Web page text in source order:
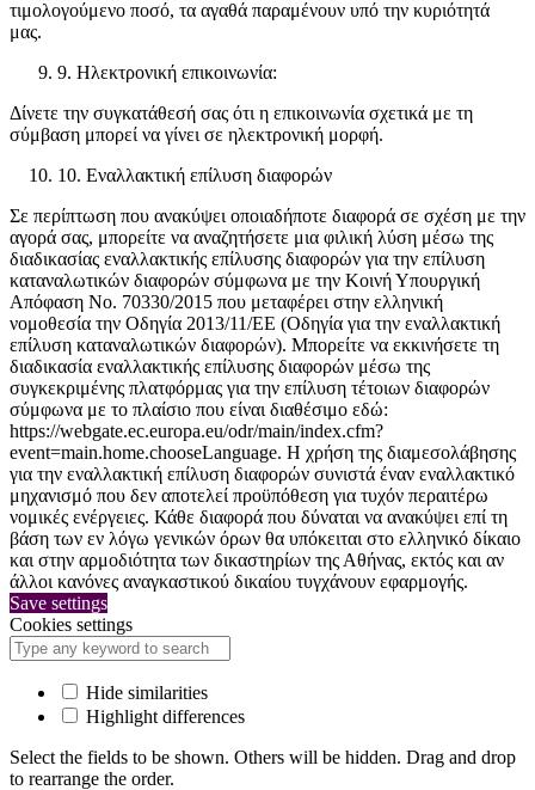
τιμολογούμενο ποσό, τα αγαθά παραμένουν υπό την κυριότητά
μας.
9. Ηλεκτρονική επικοινωνία:
Δίνετε την συγκατάθεσή σας ότι η επικοινωνία σχετικά με τη
σύμβαση μπορεί να γίνει σε ηλεκτρονική μορφή.
10. Εναλλακτική επίλυση διαφορών
Σε περίπτωση που ανακύψει οποιαδήποτε διαφορά σε σχέση με την
αγορά σας, μπορείτε να αναζητήσετε μια φιλική λύση μέσω της
διαδικασίας εναλλακτικής επίλυσης διαφορών για την επίλυση
καταναλωτικών διαφορών σύμφωνα με την Κοινή Υπουργική
Απόφαση Νο. 70330/2015 που μεταφέρει στην ελληνική
νομοθεσία την Οδηγία 2013/11/ΕΕ (Οδηγία για την εναλλακτική
επίλυση καταναλωτικών διαφορών). Μπορείτε να εκκινήσετε τη
διαδικασία εναλλακτικής επίλυσης διαφορών μέσω της
συγκεκριμένης πλατφόρμας για την επίλυση τέτοιων διαφορών
σύμφωνα με το πλαίσιο που είναι διαθέσιμο εδώ:
https://webgate.ec.europa.eu/odr/main/index.cfm?
event=main.home.chooseLanguage. Η χρήση της διαμεσολάβησης
για την εναλλακτική επίλυση διαφορών συνιστά έναν εναλλακτικό
μηχανισμό που δεν αποτελεί προϋπόθεση για τυχόν περαιτέρω
νομικές ενέργειες. Κάθε διαφορά που δύναται να ανακύψει επί τη
βάση των εν λόγω γενικών όρων θα υπόκειται στο ελληνικό δίκαιο
και στην αρμοδιότητα των δικαστηρίων της Αθήνας, εκτός και αν
άλλοι κανόνες αναγκαστικού δικαίου τυγχάνουν εφαρμογής.
Save settings
Cookies settings
Hide similarities
Highlight differences
Select the fields to be shown. Others will be hidden. Drag and drop
to rearrange the order.